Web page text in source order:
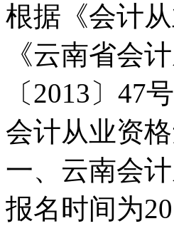
根据《会计
《云南省会
〔2013〕47
会计从业资
一、云南会
报名时间为